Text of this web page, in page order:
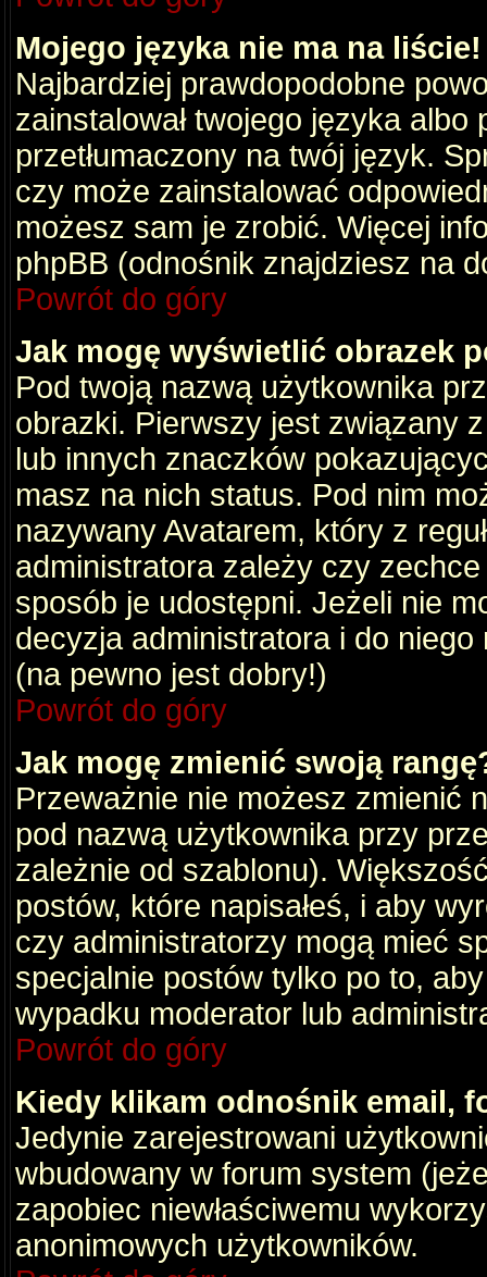
Mojego języka nie ma na liście!
Najbardziej prawdopodobne
zainstalował twojego języka albo
przetłumaczony na twój język.
czy może zainstalować
możesz sam je zrobić. Więcej
phpBB (odnośnik znajdziesz na
Powrót do góry
Jak mogę wyświetlić obrazek
Pod twoją nazwą użytkownika
obrazki. Pierwszy jest związany
lub innych znaczków
masz na nich status. Pod nim
nazywany Avatarem, który z
administratora zależy czy
sposób je udostępni. Jeżeli nie
decyzja administratora i do
(na pewno jest dobry!)
Powrót do góry
Jak mogę zmienić swoją
Przeważnie nie możesz zmienić
pod nazwą użytkownika przy
zależnie od szablonu).
postów, które napisałeś, i aby
czy administratorzy mogą mieć
specjalnie postów tylko po to,
wypadku moderator lub
Powrót do góry
Kiedy klikam odnośnik email,
Jedynie zarejestrowani
wbudowany w forum system
zapobiec niewłaściwemu
anonimowych użytkowników.